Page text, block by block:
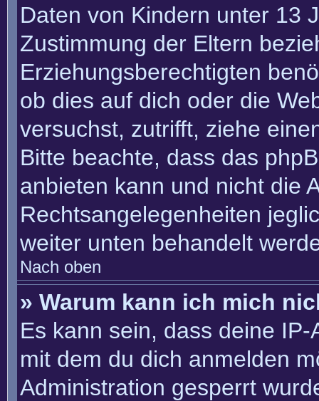
Daten von Kindern unter 13
Zustimmung der Eltern
Erziehungsberechtigten
ob dies auf dich oder die
versuchst, zutrifft, ziehe
Bitte beachte, dass das
anbieten kann und nicht die
Rechtsangelegenheiten
weiter unten behandelt
Nach oben
» Warum kann ich mich
Es kann sein, dass deine
mit dem du dich anmelden
Administration gesperrt